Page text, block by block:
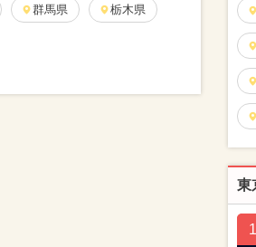
群馬県 栃木県
東
1